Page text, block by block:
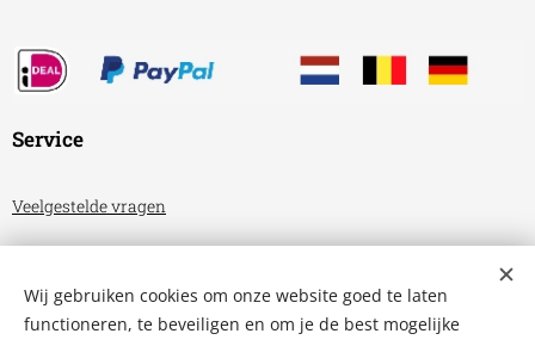
Service
Veelgestelde vragen
Privacyverklaring
Wij gebruiken cookies om onze website goed te laten
functioneren, te beveiligen en om je de best mogelijke